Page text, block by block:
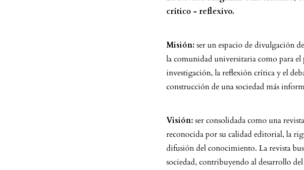
crítico - reflexivo.
Misión: ser un espacio de divulgación
la comunidad universitaria como para
investigación, la reflexión crítica y el
construcción de una sociedad más
Visión: ser consolidada como una
reconocida por su calidad editorial, la
difusión del conocimiento. La revista
sociedad, contribuyendo al desarrollo